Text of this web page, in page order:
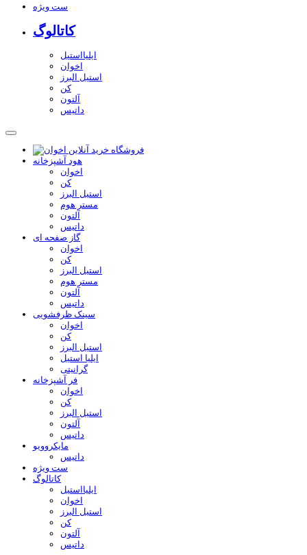
ست ویژه
کاتالوگ
ایلیااستیل
اخوان
استیل البرز
کن
آلتون
داتیس
هود آشپزخانه
اخوان
کن
استیل البرز
مستر هوم
آلتون
داتیس
گاز صفحه ای
اخوان
کن
استیل البرز
مستر هوم
آلتون
داتیس
سینک ظرفشویی
اخوان
کن
استیل البرز
ایلیا استیل
گرانیتی
فر آشپزخانه
اخوان
کن
استیل البرز
آلتون
داتیس
مایکروویو
داتیس
ست ویژه
کاتالوگ
ایلیااستیل
اخوان
استیل البرز
کن
آلتون
داتیس